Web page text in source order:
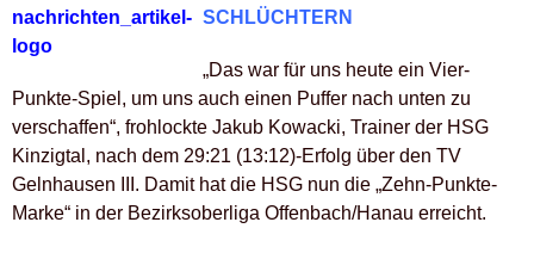
SCHLÜCHTERN
„Das war für uns heute ein Vier-
Punkte-Spiel, um uns auch einen Puffer nach unten zu
verschaffen“, frohlockte Jakub Kowacki, Trainer der HSG
Kinzigtal, nach dem 29:21 (13:12)-Erfolg über den TV
Gelnhausen III. Damit hat die HSG nun die „Zehn-Punkte-
Marke“ in der Bezirksoberliga Offenbach/Hanau erreicht.